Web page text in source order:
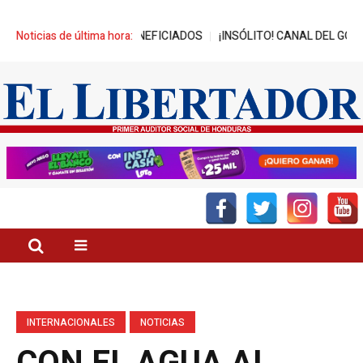
Noticias de última hora:
BENEFICIADOS ¡INSÓLITO! CANAL DEL GOBIERNO
INTERNACIONALES NOTICIAS